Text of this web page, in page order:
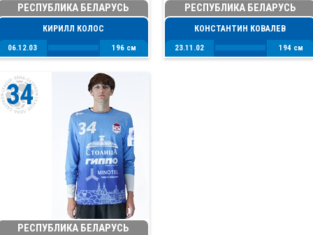
РЕСПУБЛИКА БЕЛАРУСЬ
КИРИЛЛ КОЛОС
06.12.03 196 см
РЕСПУБЛИКА БЕЛАРУСЬ
КОНСТАНТИН КОВАЛЕВ
23.11.02 194 см
34
РЕСПУБЛИКА БЕЛАРУСЬ